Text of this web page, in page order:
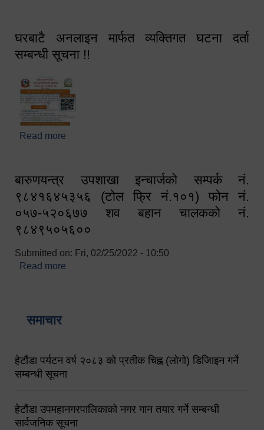
घरबाटै अनलाइन मार्फत व्यक्तिगत घटना दर्ता
सम्बन्धी सूचना !!
Read more
बारुणयन्त्र उपशाखा इन्चार्जको सम्पर्क नं.
९८४१६४५३५६ (टोल फ्रि नं.१०१) फोन नं.
०५७-५२०६७७ शव बहान चालकको नं.
९८४९५०५६००
Submitted on: Fri, 02/25/2022 - 10:50
Read more
समाचार
हेटौंडा पर्यटन वर्ष २०८३ को प्रतीक चिह्न (लोगो) डिजिाइन गर्ने
सम्बन्धी सूचना
हेटौंडा उपमहानगरपालिकाको नगर गान तयार गर्ने सम्बन्धी
सार्वजनिक सूचना